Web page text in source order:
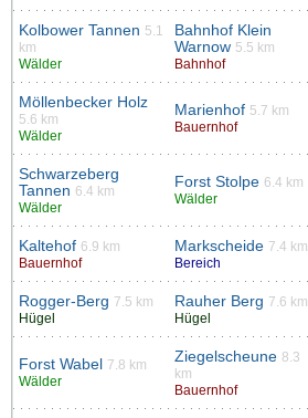
Kolbower Tannen 5.1
km
Wälder
Bahnhof Klein
Warnow 5.5 km
Bahnhof
Möllenbecker Holz
5.6 km
Wälder
Marienhof 5.7 km
Bauernhof
Schwarzeberg
Tannen 6.4 km
Wälder
Forst Stolpe 6.4 km
Wälder
Kaltehof 6.9 km
Bauernhof
Markscheide 7.4 km
Bereich
Rogger-Berg 7.5 km
Hügel
Rauher Berg 7.6 km
Hügel
Forst Wabel 7.8 km
Wälder
Ziegelscheune 8.3
km
Bauernhof